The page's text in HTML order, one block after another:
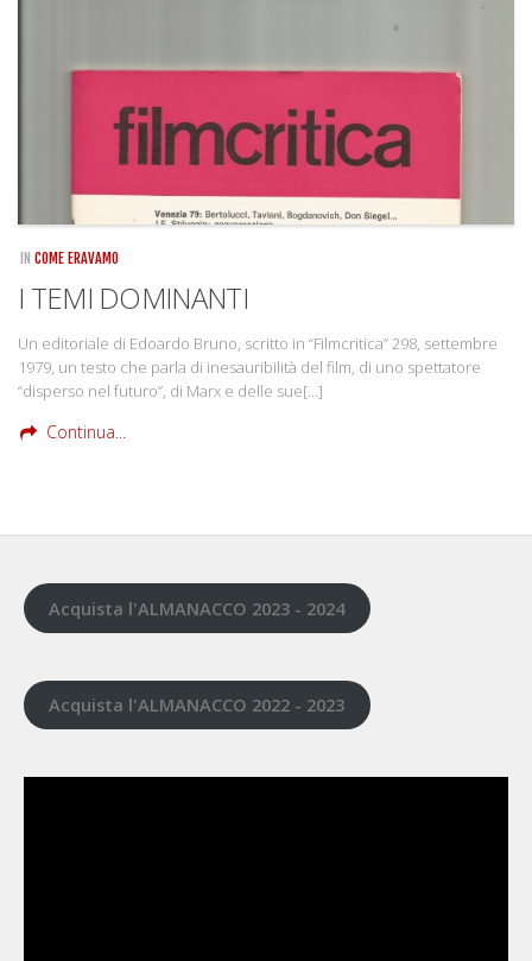
Mnemosyne
IN COME ERAVAMO
I TEMI DOMINANTI
Un editoriale di Edoardo Bruno, scritto in “Filmcritica” 298, settembre
1979, un testo che parla di inesauribilità del film, di uno spettatore
“disperso nel futuro”, di Marx e delle sue[…]
Continua...
Acquista l'ALMANACCO 2023 - 2024
Acquista l'ALMANACCO 2022 - 2023